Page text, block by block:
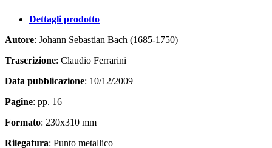
Dettagli prodotto
Autore: Johann Sebastian Bach (1685-1750)
Trascrizione: Claudio Ferrarini
Data pubblicazione: 10/12/2009
Pagine: pp. 16
Formato: 230x310 mm
Rilegatura: Punto metallico